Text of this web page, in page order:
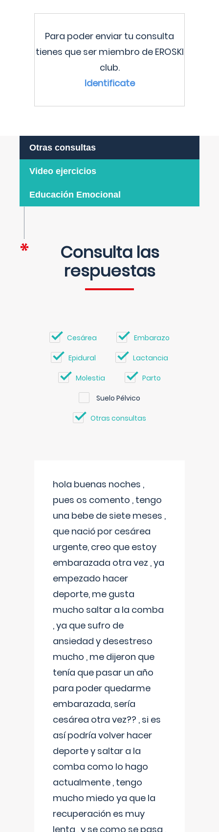
Para poder enviar tu consulta
tienes que ser miembro de EROSKI
club.
Identificate
Otras consultas
Video ejercicios
Educación Emocional
Consulta las
respuestas
Cesárea Embarazo
Epidural Lactancia
Molestia Parto
Suelo Pélvico
Otras consultas
hola buenas noches ,
pues os comento , tengo
una bebe de siete meses ,
que nació por cesárea
urgente, creo que estoy
embarazada otra vez , ya
empezado hacer
deporte, me gusta
mucho saltar a la comba
, ya que sufro de
ansiedad y desestreso
mucho , me dijeron que
tenía que pasar un año
para poder quedarme
embarazada, sería
cesárea otra vez?? , si es
así podría volver hacer
deporte y saltar a la
comba como lo hago
actualmente , tengo
mucho miedo ya que la
recuperación es muy
lenta , y se como se pasa ,